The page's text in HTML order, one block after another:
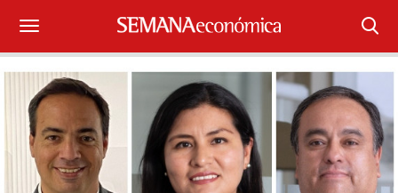
Suscríbase
Iniciar sesión
Portada